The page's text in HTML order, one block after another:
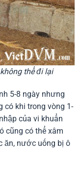
thể đi lại
5-8 ngày nhưng
có khi trong vòng 1-
của vi khuẩn
cũng có thể xâm
ăn, nước uống bị ô